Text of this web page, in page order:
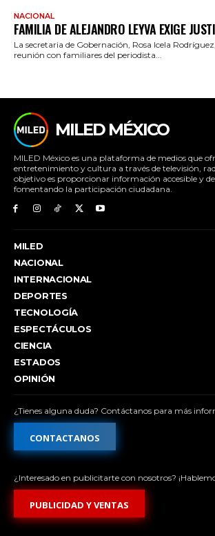
NACIONAL
FAMILIA DE ALEJANDRO LEYVA EXIGE
La secretaria de Gobernación, Rosa Icela
reunión con familiares del periodista...
MILED MÉXICO
MILED México es una plataforma de medios que
entretenimiento y cultura a través de televisión,
objetivo es proporcionar información accesible y de
fomentando la participación ciudadana.
MILED
NACIONAL
INTERNACIONAL
DEPORTES
TECNOLOGÍA
ESPECTÁCULOS
CIENCIA
ESTADOS
OPINIÓN
¿Tienes alguna duda? Contáctanos para más
CONTACTANOS
¿Interesado en publicitarte con nosotros?
PUBLICIDAD Y VENTAS